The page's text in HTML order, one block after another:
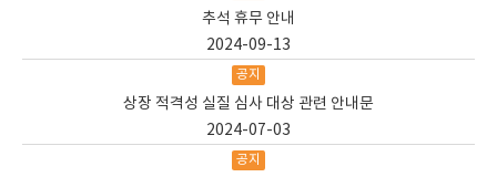
추석 휴무 안내
2024-09-13
공지
상장 적격성 실질 심사 대상 관련 안내문
2024-07-03
공지